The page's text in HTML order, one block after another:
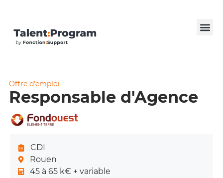
CDI
Rouen
45 à 65 k€ + variable
Offre d’emploi
Responsable d'Agence